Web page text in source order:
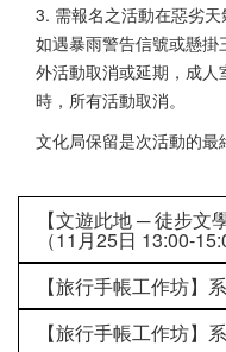
3. 需報名之活動在惡劣
如遇暴雨警告信號或懸
外活動取消或延期，成
時，所有活動取消。
文化局保留是次活動的最
【文遊此地 ─ 徒步
（11月25日 13:00-
【旅行手帳工作坊】
【旅行手帳工作坊】